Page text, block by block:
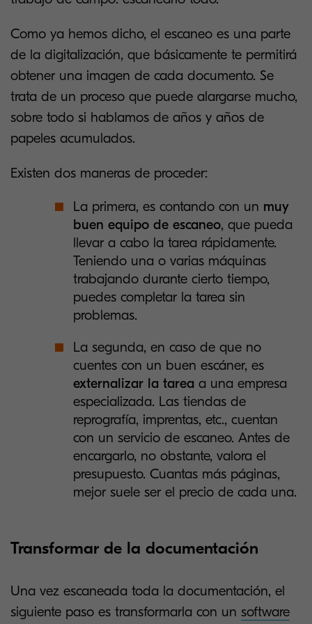
Como ya hemos dicho, el escaneo es una parte
de la digitalización, que básicamente te permitirá
obtener una imagen de cada documento. Se
trata de un proceso que puede alargarse mucho,
sobre todo si hablamos de años y años de
papeles acumulados.
Existen dos maneras de proceder:
La primera, es contando con un muy
buen equipo de escaneo, que pueda
llevar a cabo la tarea rápidamente.
Teniendo una o varias máquinas
trabajando durante cierto tiempo,
puedes completar la tarea sin
problemas.
La segunda, en caso de que no
cuentes con un buen escáner, es
externalizar la tarea a una empresa
especializada. Las tiendas de
reprografía, imprentas, etc., cuentan
con un servicio de escaneo. Antes de
encargarlo, no obstante, valora el
presupuesto. Cuantas más páginas,
mejor suele ser el precio de cada una.
Transformar de la documentación
Una vez escaneada toda la documentación, el
siguiente paso es transformarla con un software